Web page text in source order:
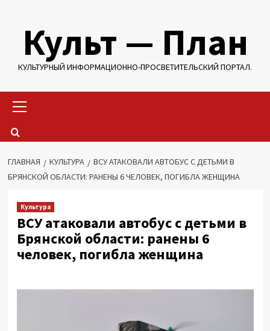
содержимому
Культ — План
КУЛЬТУРНЫЙ ИНФОРМАЦИОННО-ПРОСВЕТИТЕЛЬСКИЙ ПОРТАЛ.
меню
ГЛАВНАЯ КУЛЬТУРА
ВСУ АТАКОВАЛИ АВТОБУС С ДЕТЬМИ В
БРЯНСКОЙ ОБЛАСТИ: РАНЕНЫ 6 ЧЕЛОВЕК, ПОГИБЛА ЖЕНЩИНА
Культура
ВСУ атаковали автобус с детьми в
Брянской области: ранены 6
человек, погибла женщина